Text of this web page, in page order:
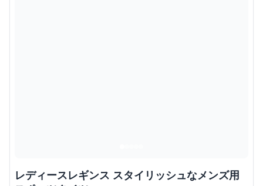
レディースレギンス スタイリッシュなメンズ用